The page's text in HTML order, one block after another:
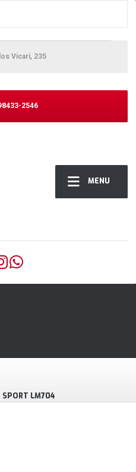
MENU
Vicari, 235
2546
SPORT LM704